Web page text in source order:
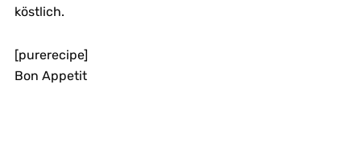
köstlich.
[purerecipe]
Bon Appetit